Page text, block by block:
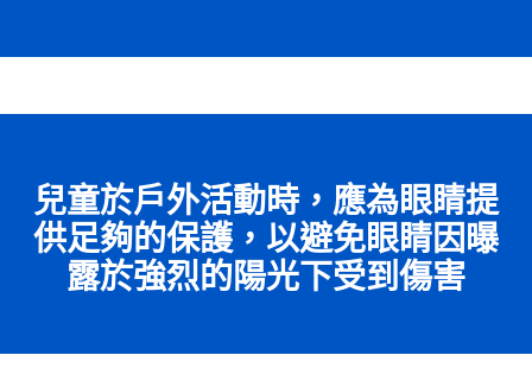
兒童於戶外活動時，應為眼睛提
供足夠的保護，以避免眼睛因曝
露於強烈的陽光下受到傷害